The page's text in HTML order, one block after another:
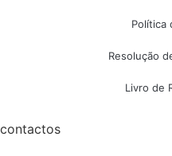
Política
Resolução
Livro de
contactos